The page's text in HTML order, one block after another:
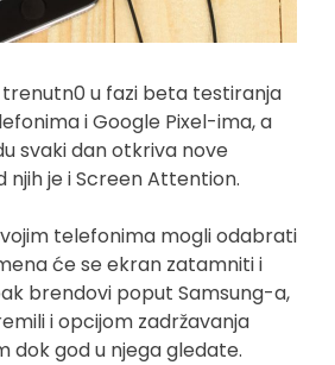
trenutn0 u fazi beta testiranja
i Google Pixel-ima, a
svaki dan otkriva nove
njih je i Screen Attention.
telefonima mogli odabrati
će se ekran zatamniti i
brendovi poput Samsung-a,
i opcijom zadržavanja
dok god u njega gledate.